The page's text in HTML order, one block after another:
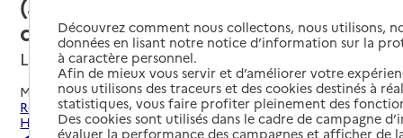
devenir
Le Havre, SEINE-MARITIME
Mis à jour le23/07/2026
Rechercher les établissements et services autour de Le
Havre.
Découvrez comment nous collectons, nous utilisons,
données en lisant notre notice d’information sur la
à caractère personnel.
Afin de mieux vous servir et d’améliorer votre
nous utilisons des traceurs et des cookies destinés à
statistiques, vous faire profiter pleinement des
Des cookies sont utilisés dans le cadre de campagne
évaluer la performance des campagnes et afficher de